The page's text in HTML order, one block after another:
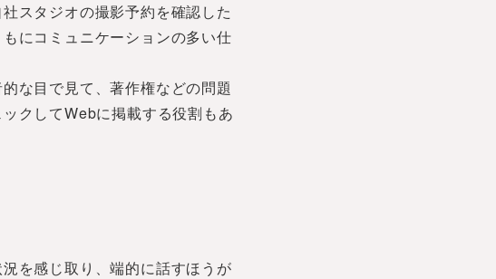
スタジオの撮影予約を確認した
にコミュニケーションの多い仕
な目で見て、著作権などの問題
クしてWebに掲載する役割もあ
を感じ取り、端的に話すほうが